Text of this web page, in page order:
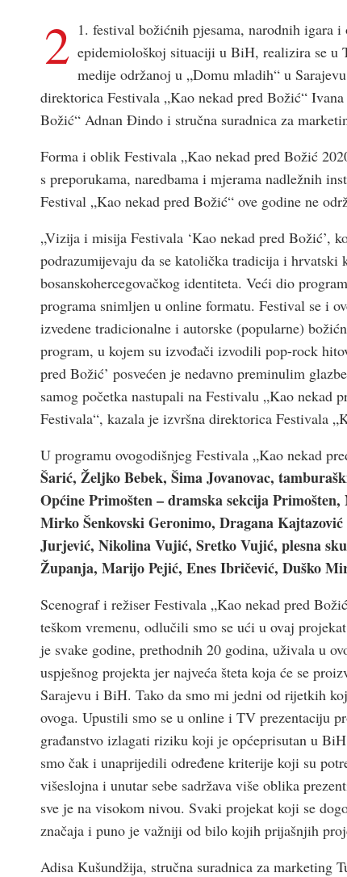
2 1. festival božićnih pjesama, narodnih igara
epidemiološkoj situaciji u BiH, realizira se u
medije održanoj u „Domu mladih“ u
direktorica Festivala „Kao nekad pred Božić“
Božić“ Adnan Đindo i stručna suradnica za
Forma i oblik Festivala „Kao nekad pred Božić
s preporukama, naredbama i mjerama nadležnih
Festival „Kao nekad pred Božić“ ove godine ne
„Vizija i misija Festivala ‘Kao nekad pred Božić’,
podrazumijevaju da se katolička tradicija i
bosanskohercegovačkog identiteta. Veći dio
programa snimljen u online formatu. Festival se i
izvedene tradicionalne i autorske (popularne)
program, u kojem su izvođači izvodili pop-rock
pred Božić’ posvećen je nedavno preminulim
samog početka nastupali na Festivalu „Kao nekad
Festivala“, kazala je izvršna direktorica Festivala
U programu ovogodišnjeg Festivala „Kao nekad
Šarić, Željko Bebek, Šima Jovanovac,
Općine Primošten – dramska sekcija
Mirko Šenkovski Geronimo, Dragana
Jurjević, Nikolina Vujić, Sretko Vujić, plesna
Županja, Marijo Pejić, Enes Ibričević, Duško
Scenograf i režiser Festivala „Kao nekad pred
teškom vremenu, odlučili smo se ući u ovaj
je svake godine, prethodnih 20 godina, uživala u
uspješnog projekta jer najveća šteta koja će se
Sarajevu i BiH. Tako da smo mi jedni od rijetkih
ovoga. Upustili smo se u online i TV prezentaciju
građanstvo izlagati riziku koji je općeprisutan u
smo čak i unaprijedili određene kriterije koji su
višeslojna i unutar sebe sadržava više oblika
sve je na visokom nivou. Svaki projekat koji se
značaja i puno je važniji od bilo kojih prijašnjih
Adisa Kušundžija, stručna suradnica za marketing